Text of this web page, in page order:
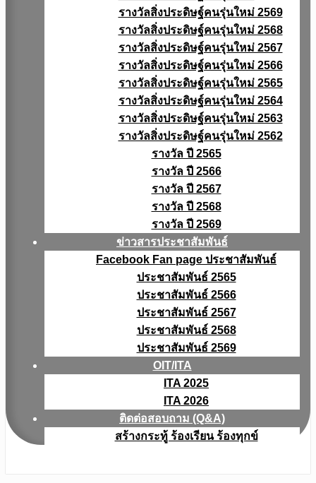
รางวัลสิ่งประดิษฐ์คนรุ่นใหม่ 2569
รางวัลสิ่งประดิษฐ์คนรุ่นใหม่ 2568
รางวัลสิ่งประดิษฐ์คนรุ่นใหม่ 2567
รางวัลสิ่งประดิษฐ์คนรุ่นใหม่ 2566
รางวัลสิ่งประดิษฐ์คนรุ่นใหม่ 2565
รางวัลสิ่งประดิษฐ์คนรุ่นใหม่ 2564
รางวัลสิ่งประดิษฐ์คนรุ่นใหม่ 2563
รางวัลสิ่งประดิษฐ์คนรุ่นใหม่ 2562
รางวัล ปี 2565
รางวัล ปี 2566
รางวัล ปี 2567
รางวัล ปี 2568
รางวัล ปี 2569
ข่าวสารประชาสัมพันธ์
Facebook Fan page ประชาสัมพันธ์
ประชาสัมพันธ์ 2565
ประชาสัมพันธ์ 2566
ประชาสัมพันธ์ 2567
ประชาสัมพันธ์ 2568
ประชาสัมพันธ์ 2569
OIT/ITA
ITA 2025
ITA 2026
ติดต่อสอบถาม (Q&A)
สร้างกระทู้ ร้องเรียน ร้องทุกข์